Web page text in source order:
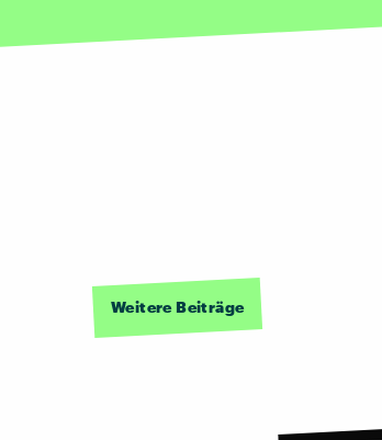
Weitere Beiträge